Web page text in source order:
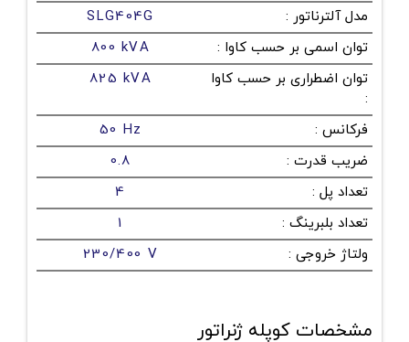
مدل آلترناتور :
SLG404G
توان اسمی بر حسب کاوا :
800 kVA
توان اضطراری بر حسب کاوا
:
825 kVA
فرکانس :
50 Hz
ضریب قدرت :
0.8
تعداد پل :
4
تعداد بلبرینگ :
1
ولتاژ خروجی :
230/400 V
مشخصات کوپله ژنراتور